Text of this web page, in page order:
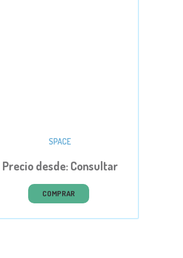
SPACE
Precio desde: Consultar
COMPRAR